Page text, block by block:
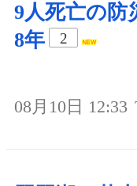
9人死亡の防
8年
2
08月10日 12:33